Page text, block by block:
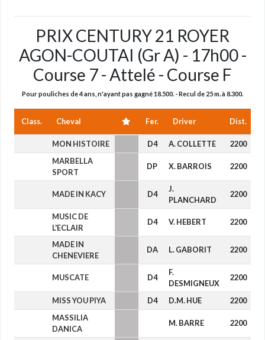
PRIX CENTURY 21 ROYER
AGON-COUTAI (Gr A) - 17h00 -
Course 7 - Attelé - Course F
Pour pouliches de 4 ans, n'ayant pas gagné 18.500. - Recul de 25 m. à 8.300.
Class. Cheval Fer. Driver Dist.
MON HISTOIRE D4 A. COLLETTE 2200
MARBELLA
SPORT
DP X. BARROIS 2200
MADE IN KACY D4
J.
PLANCHARD
2200
MUSIC DE
L'ECLAIR
D4 V. HEBERT 2200
MADE IN
CHENEVIERE
DA L. GABORIT 2200
MUSCATE D4
F.
DESMIGNEUX
2200
MISS YOU PIYA D4 D.M. HUE 2200
MASSILIA
DANICA
M. BARRE 2200